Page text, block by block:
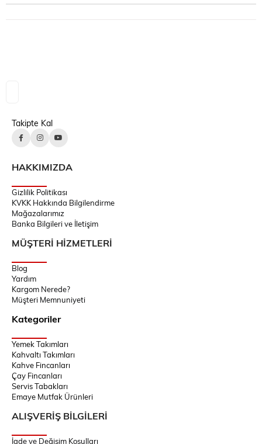
Takipte Kal
HAKKIMIZDA
Gizlilik Politikası
KVKK Hakkında Bilgilendirme
Mağazalarımız
Banka Bilgileri ve İletişim
MÜŞTERİ HİZMETLERİ
Blog
Yardım
Kargom Nerede?
Müşteri Memnuniyeti
Kategoriler
Yemek Takımları
Kahvaltı Takımları
Kahve Fincanları
Çay Fincanları
Servis Tabakları
Emaye Mutfak Ürünleri
ALIŞVERİŞ BİLGİLERİ
İade ve Değişim Koşulları